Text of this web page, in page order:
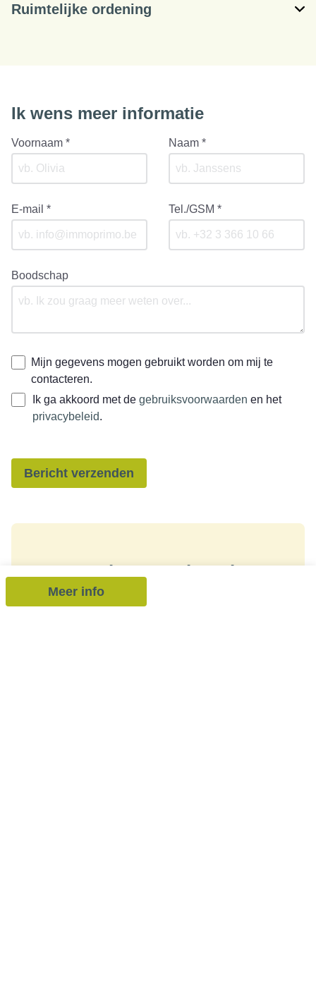
Meer info
Ruimtelijke ordening
Ik wens meer informatie
Voornaam * Naam *
E-mail * Tel./GSM *
Boodschap
Mijn gegevens mogen gebruikt worden om mij te
contacteren.
Ik ga akkoord met de gebruiksvoorwaarden en het
privacybeleid.
Bericht verzenden
Ontvang als eerste het nieuwste
aanbod in je mailbox